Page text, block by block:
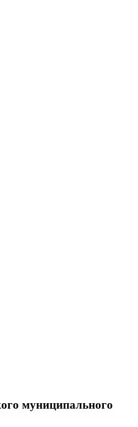
муниципального